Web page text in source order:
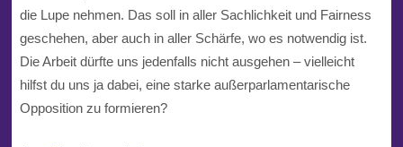
die Lupe nehmen. Das soll in aller Sachlichkeit und Fairness
geschehen, aber auch in aller Schärfe, wo es notwendig ist.
Die Arbeit dürfte uns jedenfalls nicht ausgehen – vielleicht
hilfst du uns ja dabei, eine starke außerparlamentarische
Opposition zu formieren?